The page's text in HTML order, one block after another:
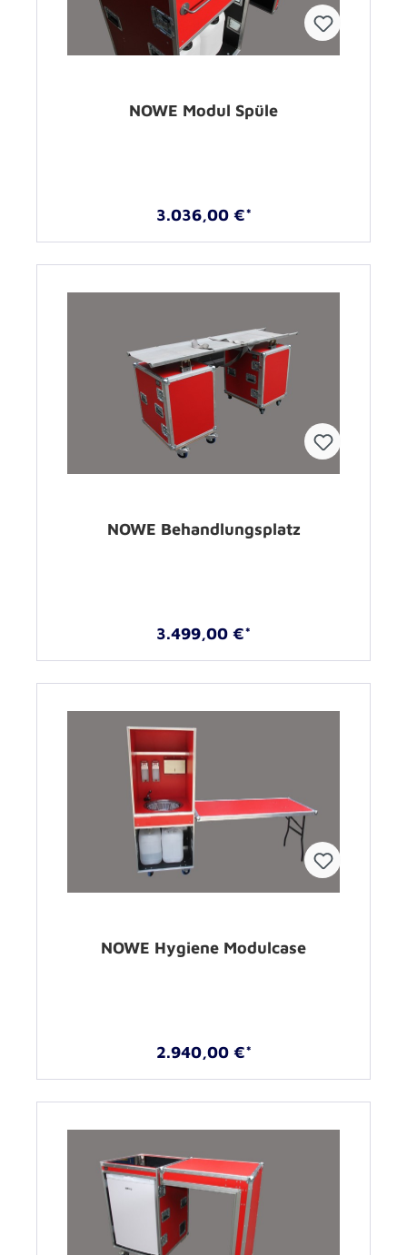
NOWE Modul Spüle
3.036,00 €*
NOWE Behandlungsplatz
3.499,00 €*
NOWE Hygiene Modulcase
2.940,00 €*